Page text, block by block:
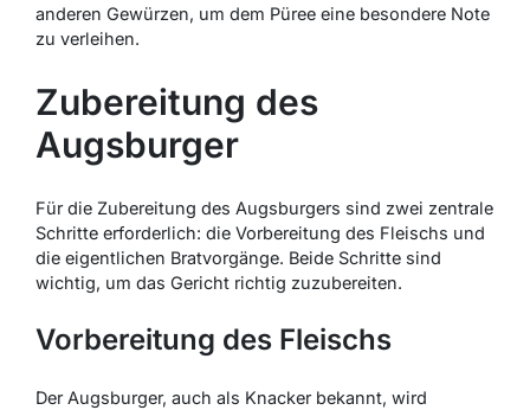
anderen Gewürzen, um dem Püree eine besondere Note
zu verleihen.
Zubereitung des
Augsburger
Für die Zubereitung des Augsburgers sind zwei zentrale
Schritte erforderlich: die Vorbereitung des Fleischs und
die eigentlichen Bratvorgänge. Beide Schritte sind
wichtig, um das Gericht richtig zuzubereiten.
Vorbereitung des Fleischs
Der Augsburger, auch als Knacker bekannt, wird